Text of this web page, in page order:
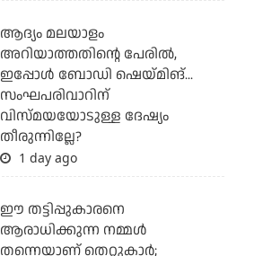
ആദ്യം മലയാളം
അറിയാത്തതിന്റെ പേരില്‍,
ഇപ്പോള്‍ ബോഡി ഷെയ്മിങ്...
സംഘപരിവാറിന്
വിസ്മയയോടുള്ള ദേഷ്യം
തീരുന്നില്ലേ?
1 day ago
ഈ തട്ടിപ്പുകാരനെ
ആരാധിക്കുന്ന നമ്മള്‍
തന്നെയാണ് തെറ്റുകാര്‍;